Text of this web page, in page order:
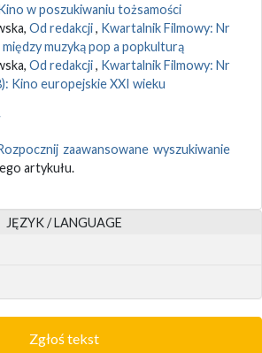
w poszukiwaniu tożsamości
Od redakcji, Kwartalnik Filmowy: Nr
między muzyką pop a popkulturą
Od redakcji, Kwartalnik Filmowy: Nr
Kino europejskie XXI wieku
zaawansowane wyszukiwanie
artykułu.
JĘZYK / LANGUAGE
Zgłoś tekst